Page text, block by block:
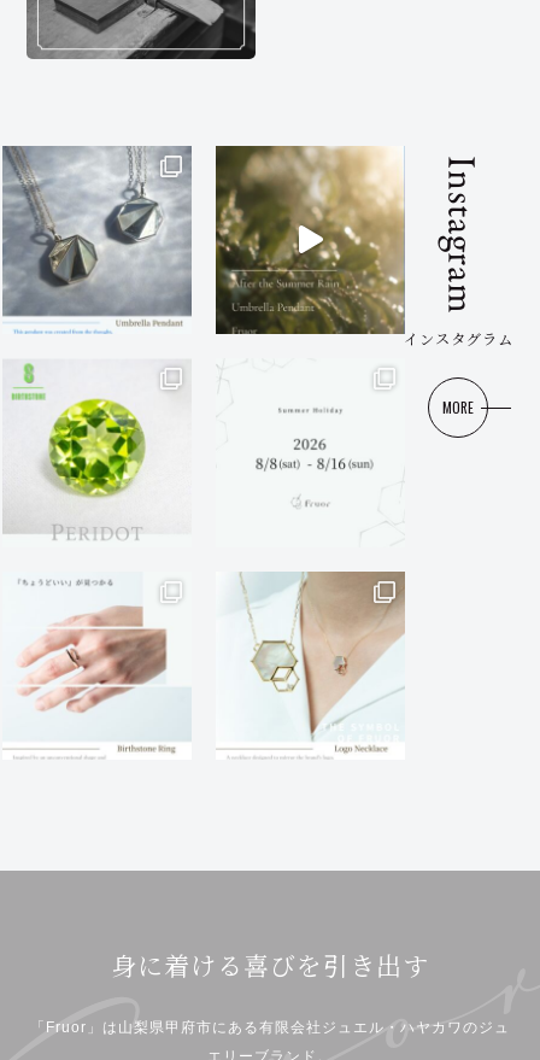
Instagram
インスタグラム
MORE
身に着ける喜びを引き出す
「Fruor」は山梨県甲府市にある有限会社ジュエル・ハヤカワのジュ